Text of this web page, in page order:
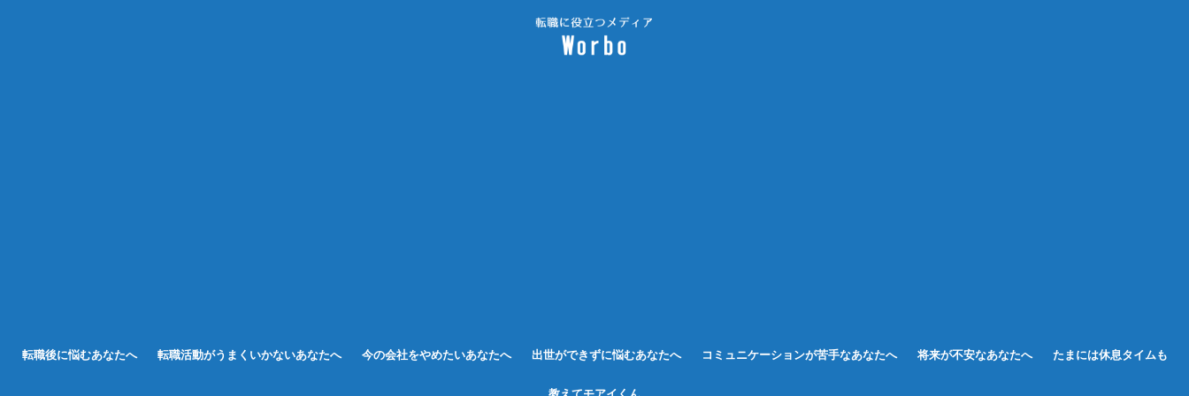
転職後に悩むあなたへ 転職活動がうまくいかないあなたへ 今の会社をやめたいあなたへ 出世ができずに悩むあなたへ コミュニケーションが苦手なあなたへ 将来が不安なあなたへ たまには休息タイムも